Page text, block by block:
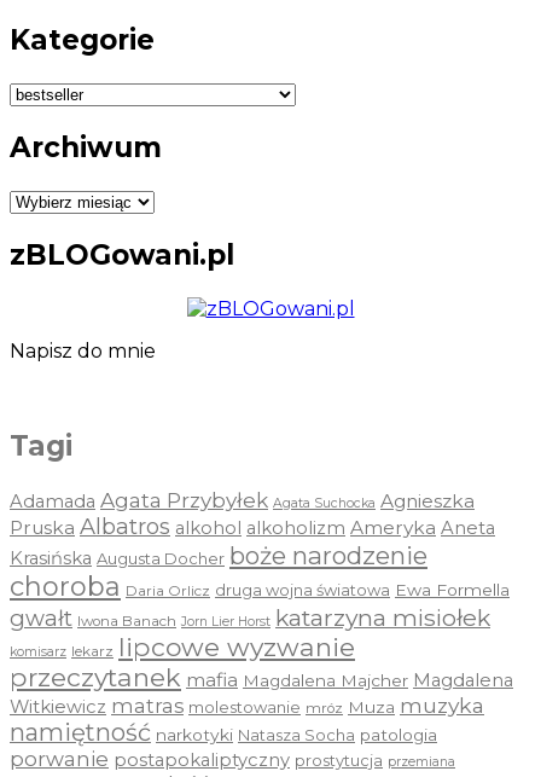
Kategorie
Kategorie
Archiwum
Archiwum
zBLOGowani.pl
Napisz do mnie
Tagi
Adamada Agata Przybyłek Agata Suchocka Agnieszka
Pruska Albatros alkohol alkoholizm Ameryka Aneta
Krasińska Augusta Docher boże narodzenie
choroba Daria Orlicz druga wojna światowa Ewa Formella
gwałt Iwona Banach Jorn Lier Horst katarzyna misiołek
komisarz lekarz lipcowe wyzwanie
przeczytanek mafia Magdalena Majcher Magdalena
Witkiewicz matras molestowanie mróz Muza muzyka
namiętność narkotyki Natasza Socha patologia
porwanie postapokaliptyczny prostytucja przemiana